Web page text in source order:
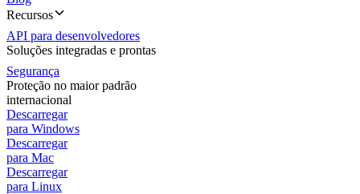
Recursos
API para desenvolvedores
Soluções integradas e prontas
Segurança
Proteção no maior padrão
internacional
Descarregar
para Windows
Descarregar
para Mac
Descarregar
para Linux